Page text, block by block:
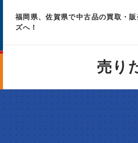
福岡県、佐賀県で中古品の買取・
ズへ！
売り